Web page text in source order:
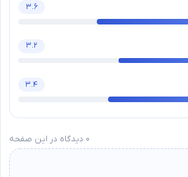
۳.۶
۳.۲
۳.۴
۰ دیدگاه در این صفحه